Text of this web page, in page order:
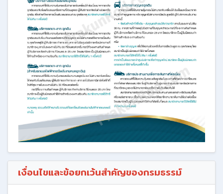
เงื่อนไขและข้อยกเว้นสำคัญของกรมธรรม์